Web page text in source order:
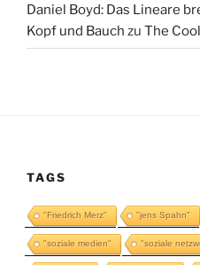
Daniel Boyd: Das Lineare
Kopf und Bauch zu The
TAGS
"Friedrich Merz" "jens Spahn"
"soziale medien" "soziale